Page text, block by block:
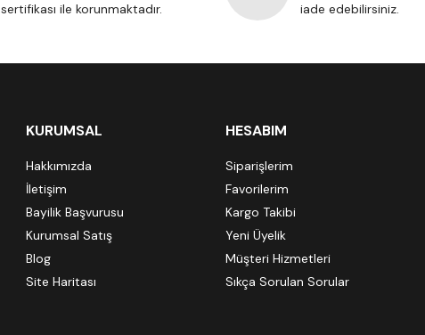
sertifikası ile korunmaktadır.
iade edebilirsiniz.
KURUMSAL
Hakkımızda
İletişim
Bayilik Başvurusu
Kurumsal Satış
Blog
Site Haritası
HESABIM
Siparişlerim
Favorilerim
Kargo Takibi
Yeni Üyelik
Müşteri Hizmetleri
Sıkça Sorulan Sorular